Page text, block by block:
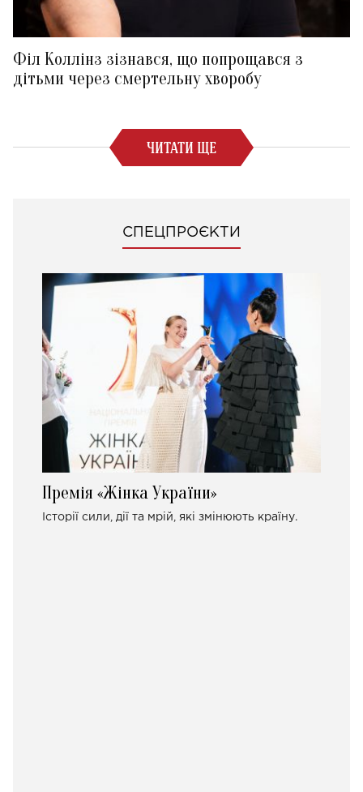
Філ Коллінз зізнався, що попрощався з
дітьми через смертельну хворобу
ЧИТАТИ ЩЕ
СПЕЦПРОЄКТИ
Премія «Жінка України»
Історії сили, дії та мрій, які змінюють країну.